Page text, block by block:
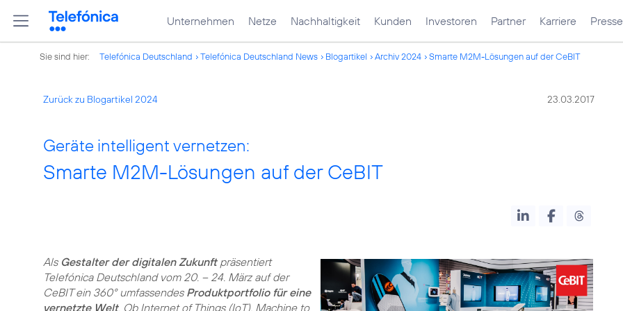
Unternehmen Netze Nachhaltigkeit Kunden Investoren Partner Karriere Presse
Sie sind hier: Telefónica Deutschland Telefónica Deutschland News Blogartikel Archiv 2024 Smarte M2M-Lösungen auf der CeBIT
Zurück zu Blogartikel 2024 23.03.2017
Geräte intelligent vernetzen:
Smarte M2M-Lösungen auf der CeBIT
Als Gestalter der digitalen Zukunftpräsentiert
Telefónica Deutschland vom 20. – 24. März auf der
CeBIT ein 360° umfassendes Produktportfolio für eine
vernetzte Welt. Ob Internet of Things (IoT), Machine to